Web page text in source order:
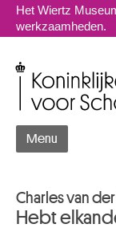
Het Wiertz
werkzaamheden.
Menu
Charles van
Hebt